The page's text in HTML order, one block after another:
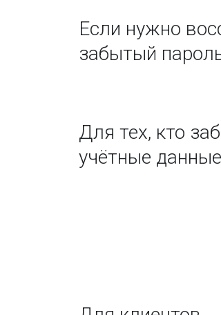
Если нужно
забытый
Для тех, кто
учётные данные